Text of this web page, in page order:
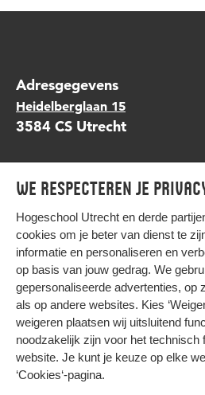
We respecteren je
Hogeschool Utrecht en derde
cookies om je beter van dienst te
informatie en personaliseren en
op basis van jouw gedrag. We
gepersonaliseerde advertenties, op
als op andere websites. Kies
weigeren plaatsen wij uitsluitend
noodzakelijk zijn voor het technisch
website. Je kunt je keuze op elke
‘Cookies‘-pagina.
Adresgegevens
Heidelberglaan 15
3584 CS Utrecht
scompany@hu.nl
Volg ons opLinkedIn,
HIER KOMT
Privacy
Cookies